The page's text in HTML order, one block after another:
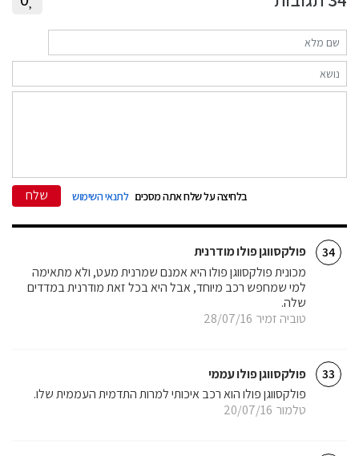
בלחיצה על שלח אתה מסכים לתנאי השימוש שלח
34 פולקסווגן פולו מודרנית
טוביה זמיר 28/07/16
מכונית פולקסווגן פולו היא אמנם שמרנית מעט, ולא מתאימה
למי שמחפש רכב מיוחד, אבל היא בכל זאת מודרנית במדדים
שלה.
33 פולקסווגן פולו עממי
טלמור 20/07/16
פולקסווגן פולו הוא רכב איכותי למרות התדמית העממית שלו.